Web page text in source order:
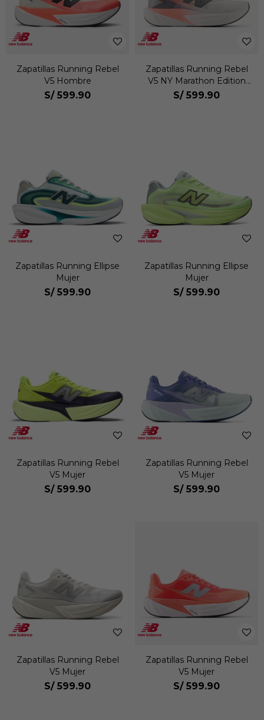
Zapatillas Running Rebel
V5 Hombre
S/ 599.90
Zapatillas Running Rebel
V5 NY Marathon Edition
Hombre
S/ 599.90
Zapatillas Running Ellipse
Mujer
S/ 599.90
Zapatillas Running Ellipse
Mujer
S/ 599.90
Zapatillas Running Rebel
V5 Mujer
S/ 599.90
Zapatillas Running Rebel
V5 Mujer
S/ 599.90
Zapatillas Running Rebel
V5 Mujer
S/ 599.90
Zapatillas Running Rebel
V5 Mujer
S/ 599.90